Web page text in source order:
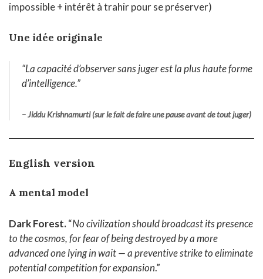
impossible + intérêt à trahir pour se préserver)
Une idée originale
“La capacité d’observer sans juger est la plus haute forme
d’intelligence.”
– Jiddu Krishnamurti (sur le fait de faire une pause avant de tout juger)
English version
A mental model
Dark Forest.“No civilization should broadcast its presence
to the cosmos, for fear of being destroyed by a more
advanced one lying in wait — a preventive strike to eliminate
potential competition for expansion.”